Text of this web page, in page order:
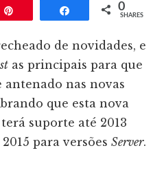
Share 0
SHARES
de novidades, e
as principais para que
antenado nas novas
que esta nova
suporte até 2013
2015 para versõesServer.